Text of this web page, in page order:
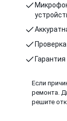
Если
ремонта.
решите